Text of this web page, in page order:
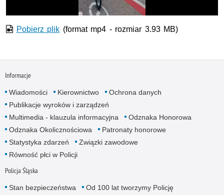
Pobierz plik (format mp4 - rozmiar 3.93 MB)
Informacje
Wiadomości Kierownictwo
Ochrona danych
Publikacje wyroków i zarządzeń
Multimedia - klauzula informacyjna
Odznaka Honorowa
Odznaka Okolicznościowa
Patronaty honorowe
Statystyka zdarzeń
Związki zawodowe
Równość płci w Policji
Policja Śląska
Stan bezpieczeństwa
Od 100 lat tworzymy Policję